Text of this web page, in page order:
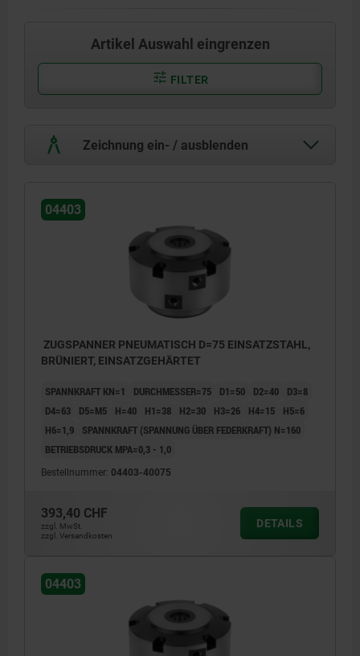
Artikel Auswahl eingrenzen
FILTER
Zeichnung ein- / ausblenden
04403
ZUGSPANNER PNEUMATISCH D=75 EINSATZSTAHL,
BRÜNIERT, EINSATZGEHÄRTET
SPANNKRAFT KN=1 DURCHMESSER=75 D1=50 D2=40
D3=8
D4=63
D5=M5 H=40 H1=38 H2=30 H3=26 H4=15
H5=6
H6=1,9
SPANNKRAFT (SPANNUNG ÜBER FEDERKRAFT) N=160
BETRIEBSDRUCK MPA=0,3 - 1,0
Bestellnummer: 04403-40075
393,40 CHF
zzgl. MwSt.
zzgl. Versandkosten
DETAILS
04403